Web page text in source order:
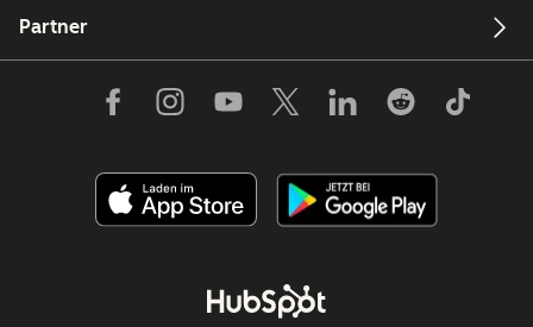
Partner